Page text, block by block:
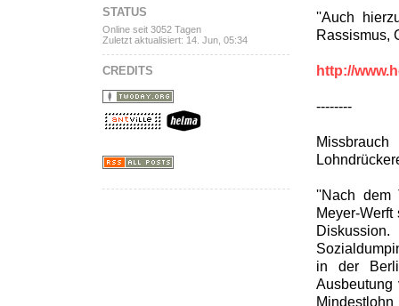
''Auch
Rassismus,
http://
--------
''Nach dem
Meyer-
in der
STATUS
Online seit 3052 Tagen
Zuletzt aktualisiert: 14. Jun, 05:34
CREDITS